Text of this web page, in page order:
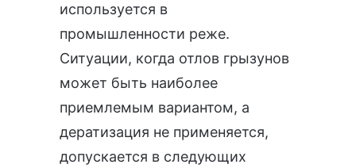
используется в
промышленности реже.
Ситуации, когда отлов грызунов
может быть наиболее
приемлемым вариантом, а
дератизация не применяется,
допускается в следующих